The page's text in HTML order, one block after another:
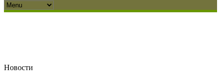
Новости